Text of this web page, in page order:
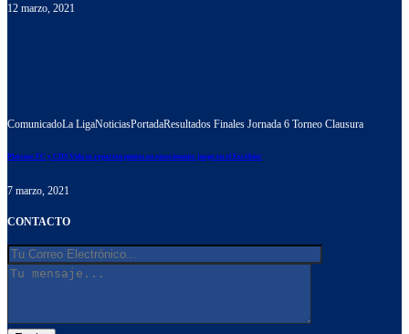
12 marzo, 2021
ComunicadoLa LigaNoticiasPortadaResultados Finales Jornada 6 Torneo Clausura
Platense FC y CDS Vida se reparten puntos en emocionante juego en el Excélsior
7 marzo, 2021
CONTACTO